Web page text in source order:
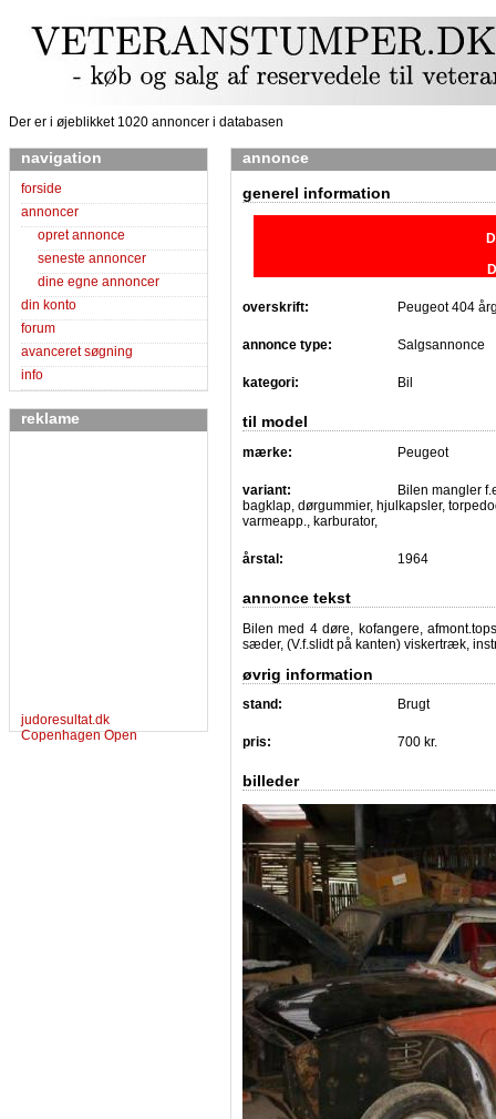
Der er i øjeblikket 1020 annoncer i databasen
navigation
forside
annoncer
opret annonce
seneste annoncer
dine egne annoncer
din konto
forum
avanceret søgning
info
reklame
judoresultat.dk
Copenhagen Open
annonce
generel information
overskrift: Peugeot 404
annonce type: Salgsannonce
kategori: Bil
til model
mærke: Peugeot
variant:
Bilen mangler
bagklap, dørgummier, hjulkapsler,
varmeapp., karburator,
årstal: 1964
annonce tekst
Bilen med 4 døre, kofangere,
sæder, (V.f.slidt på kanten) viskertræk,
øvrig information
stand: Brugt
pris: 700 kr.
billeder